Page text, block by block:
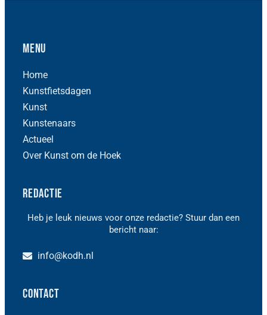
Menu
Home
Kunstfietsdagen
Kunst
Kunstenaars
Actueel
Over Kunst om de Hoek
Redactie
Heb je leuk nieuws voor onze redactie? Stuur dan een
bericht naar:
info@kodh.nl
Contact